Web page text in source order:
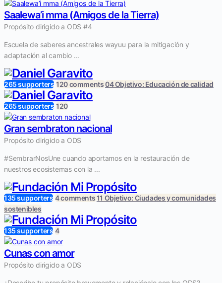
Saalewa’i mma (Amigos de la Tierra)
Propósito dirigido a ODS #4
Escuela de saberes ancestrales wayuu para la mitigación y
adaptación al cambio ...
265 supporters 120 comments04 Objetivo: Educación de calidad
265 supporters 120
Gran sembraton nacional
Propósito dirigido a ODS
#SembrarNosUne cuando aportamos en la restauración de
nuestros ecosistemas con la ...
135 supporters 4 comments11 Objetivo: Ciudades y comunidades
sostenibles
135 supporters 4
Cunas con amor
Propósito dirigido a ODS